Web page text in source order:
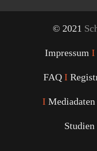
© 2021
Impressum I
FAQ I
I Mediadaten
Studien